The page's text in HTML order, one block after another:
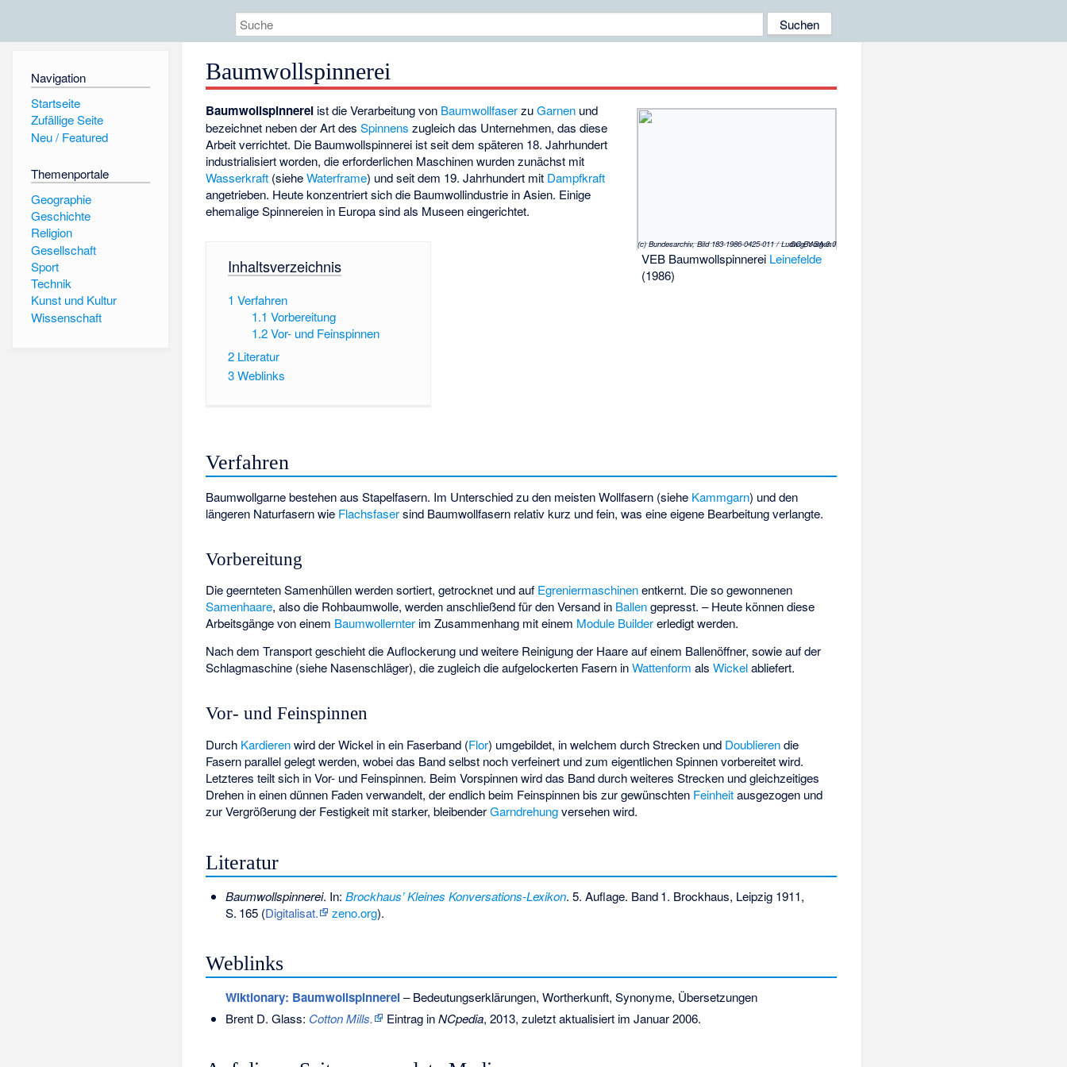
Navigation
Startseite
Zufällige Seite
Neu / Featured
Themenportale
Geographie
Geschichte
Religion
Gesellschaft
Sport
Technik
Kunst und Kultur
Wissenschaft
Baumwollspinnerei
(c) Bundesarchiv, Bild 183-1986-0425-011 / Ludwig, Jürgen / CC-BY-SA 3.0
VEB Baumwollspinnerei Leinefelde
(1986)
Baumwollspinnerei ist die Verarbeitung von BaumwollfaserzuGarnen und
bezeichnet neben der Art desSpinnens zugleich das Unternehmen, das diese
Arbeit verrichtet. Die Baumwollspinnerei ist seit dem späteren 18. Jahrhundert
industrialisiert worden, die erforderlichen Maschinen wurden zunächst mit
Wasserkraft (sieheWaterframe) und seit dem 19. Jahrhundert mit Dampfkraft
angetrieben. Heute konzentriert sich die Baumwollindustrie in Asien. Einige
ehemalige Spinnereien in Europa sind als Museen eingerichtet.
Inhaltsverzeichnis
1 Verfahren
1.1 Vorbereitung
1.2 Vor- und Feinspinnen
2 Literatur
3Weblinks
Verfahren
Baumwollgarne bestehen ausStapelfasern. Im Unterschied zu den meisten Wollfasern (siehe Kammgarn) und den
längeren Naturfasern wie Flachsfasersind Baumwollfasern relativ kurz und fein, was eine eigene Bearbeitung verlangte.
Vorbereitung
Die geernteten Samenhüllen werden sortiert, getrocknet und auf Egreniermaschinenentkernt. Die so gewonnenen
Samenhaare, also die Rohbaumwolle, werden anschließend für den Versand in Ballengepresst. – Heute können diese
Arbeitsgänge von einem Baumwollernter im Zusammenhang mit einem Module Buildererledigt werden.
Nach dem Transport geschieht die Auflockerung und weitere Reinigung der Haare auf einem Ballenöffner, sowie auf der
Schlagmaschine (siehe Nasenschläger), die zugleich die aufgelockerten Fasern inWattenform alsWickelabliefert.
Vor- und Feinspinnen
Durch Kardierenwird der Wickel in ein Faserband (Flor) umgebildet, in welchem durchStrecken und Doublierendie
Fasern parallel gelegt werden, wobei das Band selbst noch verfeinert und zum eigentlichen Spinnen vorbereitet wird.
Letzteres teilt sich in Vor- und Feinspinnen. Beim Vorspinnen wird das Band durch weiteres Strecken und gleichzeitiges
Drehen in einen dünnen Faden verwandelt, der endlich beim Feinspinnen bis zur gewünschten Feinheitausgezogen und
zur Vergrößerung der Festigkeit mit starker, bleibenderGarndrehungversehen wird.
Literatur
Baumwollspinnerei. In: Brockhaus’ Kleines Konversations-Lexikon. 5. Auflage. Band 1. Brockhaus, Leipzig 1911,
S. 165(Digitalisat. zeno.org).
Weblinks
Wiktionary: Baumwollspinnerei– Bedeutungserklärungen, Wortherkunft, Synonyme, Übersetzungen
Brent D. Glass: Cotton Mills. Eintrag inNCpedia, 2013, zuletzt aktualisiert im Januar 2006.